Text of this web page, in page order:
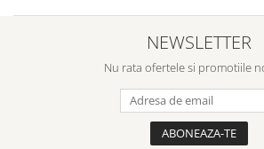
NEWSLETTER
Nu rata ofertele si promotiile